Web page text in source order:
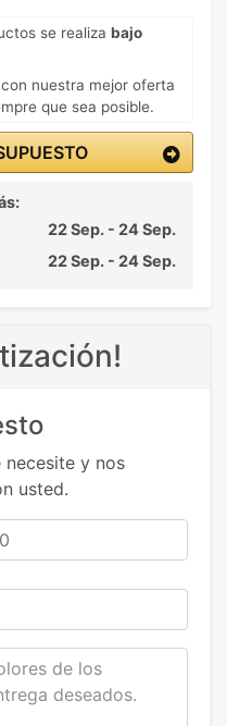
se realiza bajo
nuestra mejor oferta
que sea posible.
22 Sep. - 24 Sep.
22 Sep. - 24 Sep.
necesite y nos
usted.